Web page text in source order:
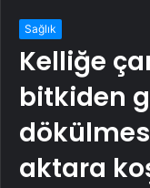
Sağlık
Kelliğe
bitkiden
aktara